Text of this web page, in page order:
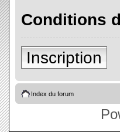
Conditions
Inscription
Index du forum